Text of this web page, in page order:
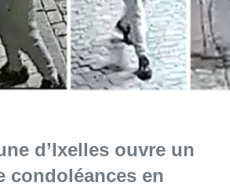
d’Ixelles ouvre un
condoléances en